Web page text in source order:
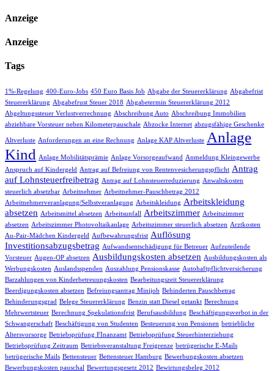
Anzeige
Anzeige
Tags
1%-Regelung 400-Euro-Jobs 450 Euro Basis Job Abgabe der Steuererklärung Abgabefrist
Steuererklärung Abgabefrust Steuer 2018 Abgabetermin Steuererklärung 2012
Abgeltungssteuer Verlustverrechnung Abschreibung Auto Abschreibung Immobilien
abziehbare Vorsteuer neben Kilometerpauschale Abzocke Internet abzugsfähige Geschenke
Altverluste Anforderungen an eine Rechnung Anlage KAP Altverluste Anlage
Kind
Anlage Mobilitätsprämie Anlage Vorsorgeaufwand
Anmeldung Kleingewerbe
Anspruch auf Kindergeld
Antrag auf Befreiung von Rentenvesicherungspflicht Antrag
auf Lohnsteuerfreibetrag Antrag auf Lohnsteuerreduzierung Anwaltskosten
steuerlich absetzbar Arbeitnehmer Arbeitnehmer-Pauschbetrag 2012
Arbeitnehmerveranlagung/Selbstveranlagung Arbeitskleidung Arbeitskleidung
absetzen Arbeitsmittel absetzen Arbeitsunfall Arbeitszimmer Arbeitszimmer
absetzen Arbeitszimmer Photovoltaikanlage Arbeitszimmer steuerlich absetzen Arztkosten
Au-Pair-Mädchen Kindergeld
Aufbewahrungsfrist Auflösung
Investitionsabzugsbetrag Aufwandsentschädigung für Betreuer Aufzuteilende
Vorsteuer Augen-OP absetzen Ausbildungskosten absetzen Ausbildungskosten als
Werbungskosten Auslandsspenden Auszahlung Pensionskasse Autohaftpflichtversicherung
Barzahlungen von Kinderbetreuungskosten Bearbeitungszeit Steuererklärung
Beerdigungskosten absetzen Befreiungsantrag Minijob Behinderten Pauschbetrag
Behinderungsgrad Belege Steuererklärung Benzin statt Diesel getankt Berechnung
Mehrwertsteuer Berechnung Spekulationsfrist Berufsausbildung Beschäftigungsverbot in der
Schwangerschaft Beschäftigung von Studenten Besteuerung von Pensionen betriebliche
Altersvorsorge Betriebsprüfung FInanzamt Betriebsprüfung Steuerhinterziehung
Betriebsprüfung Zeitraum Betriebsveranstaltung Freigrenze betrügerische E-Mails
betrügerische Mails Bettensteuer Bettensteuer Hamburg Bewerbungskosten absetzen
Bewerbungskosten pauschal Bewertungsgesetz 2012 Bewirtungsbeleg 2012